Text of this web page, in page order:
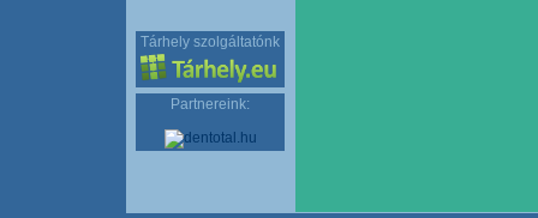
Tárhely szolgáltatónk
Partnereink: